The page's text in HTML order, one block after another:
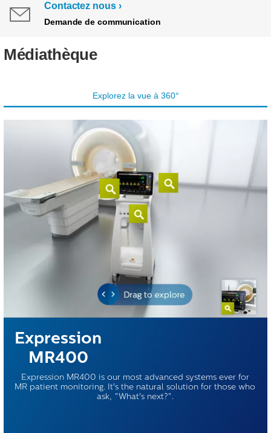
Contactez nous
Demande de communication
Médiathèque
Explorez la vue à 360°
Expression MR400 is our most advanced systems ever for
MR patient monitoring. It's the natural solution for those who
ask, "What's next?".
Expression
MR400